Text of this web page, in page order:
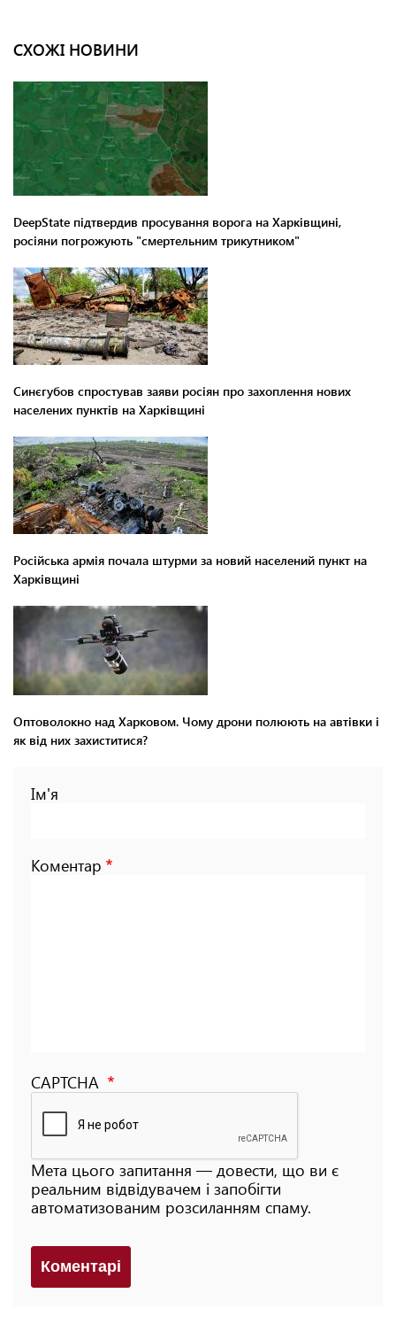
СХОЖІ НОВИНИ
DeepState підтвердив просування ворога на Харківщині,
росіяни погрожують "смертельним трикутником"
Синєгубов спростував заяви росіян про захоплення нових
населених пунктів на Харківщині
Російська армія почала штурми за новий населений пункт на
Харківщині
Оптоволокно над Харковом. Чому дрони полюють на автівки і
як від них захиститися?
Ім'я
Коментар
CAPTCHA
Мета цього запитання — довести, що ви є
реальним відвідувачем і запобігти
автоматизованим розсиланням спаму.
Коментарi